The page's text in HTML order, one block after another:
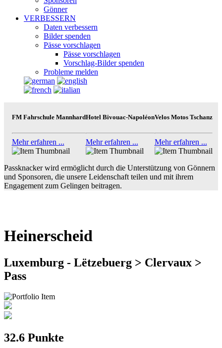
Gönner
VERBESSERN
Daten verbessern
Bilder spenden
Pässe vorschlagen
Pässe vorschlagen
Vorschlag-Bilder spenden
Probleme melden
FM Fahrschule Mannhard
Mehr erfahren ...
Hotel Bivouac-Napoléon
Mehr erfahren ...
Velos Motos Tschanz
Mehr erfahren ...
Passknacker wird ermöglicht durch die Unterstützung von Gönnern
und Sponsoren, die unsere Leidenschaft teilen und mit ihrem
Engagement zum Gelingen beitragen.
Heinerscheid
Luxemburg - Lëtzebuerg > Clervaux >
Pass
32.6 Punkte